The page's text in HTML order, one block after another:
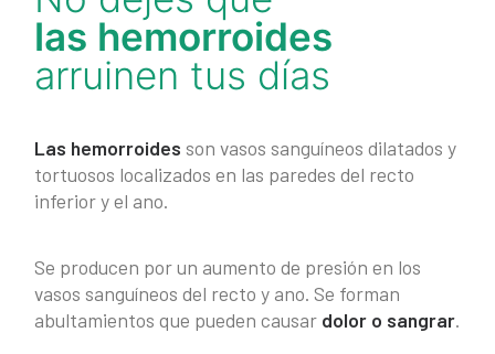
CONTACTO
SEARCH
las hemorroides
arruinen tus días
Las hemorroides son vasos sanguíneos dilatados y
tortuosos localizados en las paredes del recto
inferior y el ano.
Se producen por un aumento de presión en los
vasos sanguíneos del recto y ano. Se forman
abultamientos que pueden causar dolor o sangrar.​